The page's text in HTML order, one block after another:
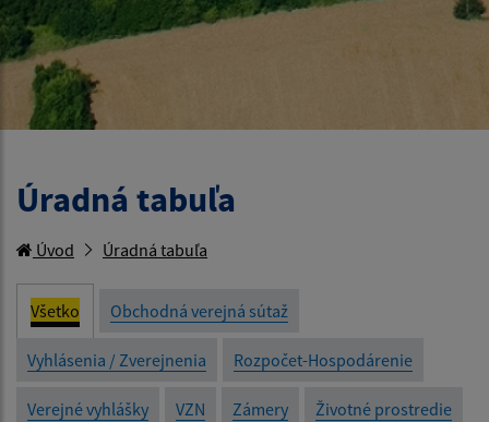
Úradná tabuľa
Úvod Úradná tabuľa
Všetko Obchodná verejná sútaž
Vyhlásenia / Zverejnenia Rozpočet-Hospodárenie
Verejné vyhlášky VZN Zámery Životné prostredie